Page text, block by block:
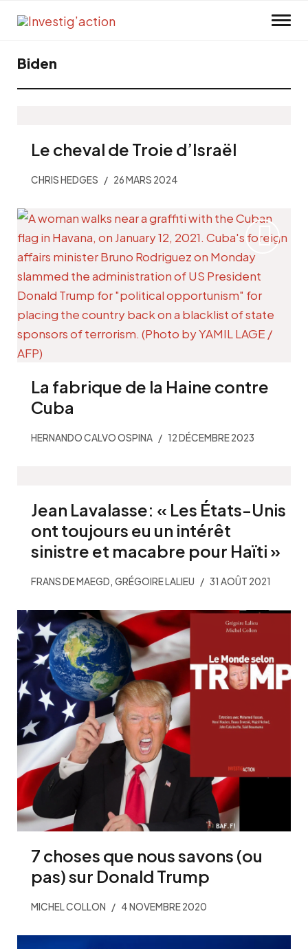
Biden
Le cheval de Troie d’Israël
CHRIS HEDGES 26 MARS 2024
La fabrique de la Haine contre
Cuba
HERNANDO CALVO OSPINA 12 DÉCEMBRE 2023
Jean Lavalasse: « Les États-Unis
ont toujours eu un intérêt
sinistre et macabre pour Haïti »
FRANS DE MAEGD, GRÉGOIRE LALIEU 31 AOÛT 2021
7 choses que nous savons (ou
pas) sur Donald Trump
MICHEL COLLON 4 NOVEMBRE 2020